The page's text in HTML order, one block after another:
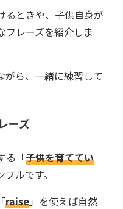
るときや、子供自身が
フレーズを紹介しま
がら、一緒に練習して
ーズ
る「子供を育ててい
ルです。
raise」を使えば自然